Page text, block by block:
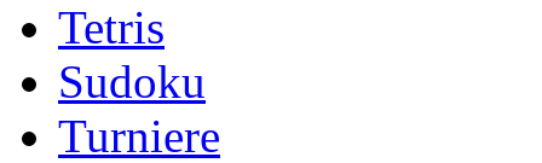
Tetris
Sudoku
Turniere